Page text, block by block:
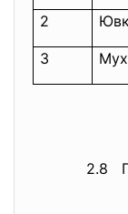
2
3
2.8